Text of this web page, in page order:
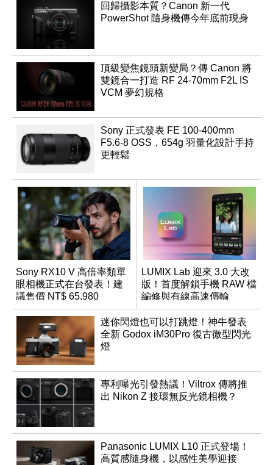
回歸攝影本質？Canon 新一代
PowerShot 隨身機傳今年底前現身
頂級變焦鏡頭新變局？傳 Canon 將
雙鏡合一打造 RF 24-70mm F2L IS
VCM 夢幻規格
Sony 正式發表 FE 100-400mm
F5.6-8 OSS，654g 羽量化設計手持
更輕鬆
Sony RX10 V 高倍率類單
眼相機正式在台發表！建
議售價 NT$ 65,980
LUMIX Lab 迎來 3.0 大改
版！首度解鎖手機 RAW 檔
編修與有線高速傳輸
迷你閃燈也可以打跳燈！神牛發表
全新 Godox iM30Pro 復古微型閃光
燈
專利曝光引發熱議！Viltrox 傳將推
出 Nikon Z 接環無反光鏡相機？
Panasonic LUMIX L10 正式登場！
高質感隨身機，以感性美學迎接